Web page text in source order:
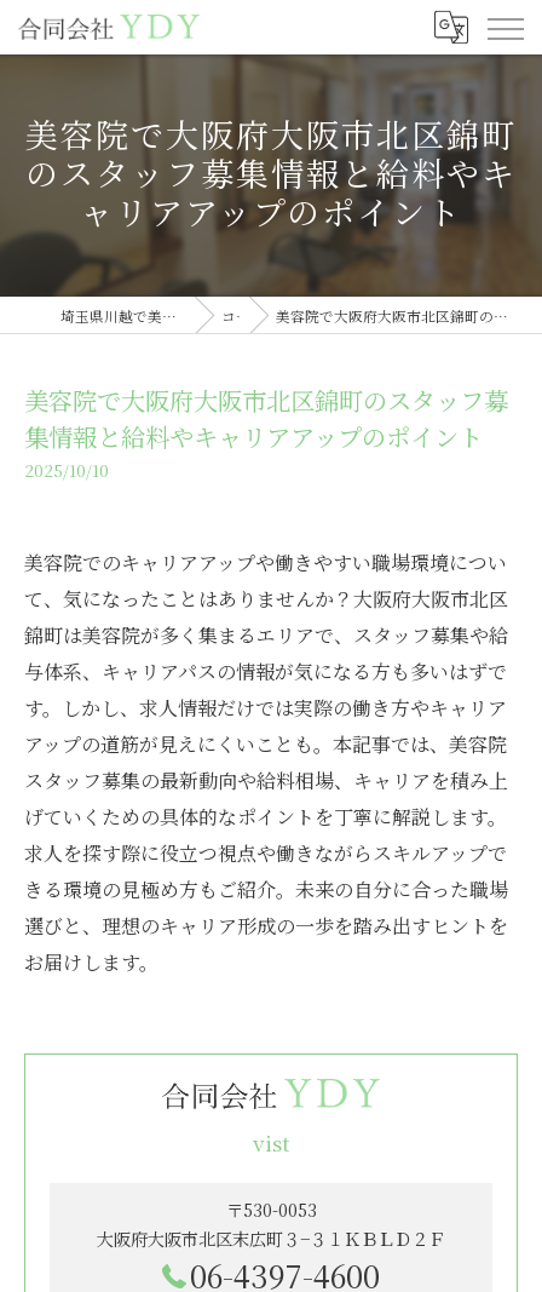
美容院で大阪府大阪市北区錦町
のスタッフ募集情報と給料やキ
ャリアアップのポイント
埼玉県川越で美容室の求人なら合同会社YDY コラム 美容院で大阪府大阪市北区錦町のスタッフ募集情報と給料やキャリアアップのポイント
美容院で大阪府大阪市北区錦町のスタッフ募
集情報と給料やキャリアアップのポイント
2025/10/10
美容院でのキャリアアップや働きやすい職場環境につい
て、気になったことはありませんか？大阪府大阪市北区
錦町は美容院が多く集まるエリアで、スタッフ募集や給
与体系、キャリアパスの情報が気になる方も多いはずで
す。しかし、求人情報だけでは実際の働き方やキャリア
アップの道筋が見えにくいことも。本記事では、美容院
スタッフ募集の最新動向や給料相場、キャリアを積み上
げていくための具体的なポイントを丁寧に解説します。
求人を探す際に役立つ視点や働きながらスキルアップで
きる環境の見極め方もご紹介。未来の自分に合った職場
選びと、理想のキャリア形成の一歩を踏み出すヒントを
お届けします。
vist
〒530-0053
大阪府大阪市北区末広町３−３１ＫＢＬＤ２Ｆ
06-4397-4600